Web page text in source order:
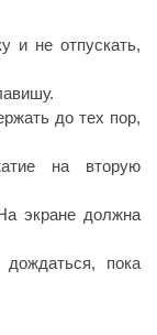
и не отпускать,
до тех пор,
на вторую
экране должна
пока